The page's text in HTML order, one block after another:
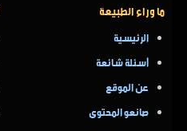
ما وراء الطبيعة
الرئيسية
أسئلة شائعة
عن الموقع
صانعو المحتوى